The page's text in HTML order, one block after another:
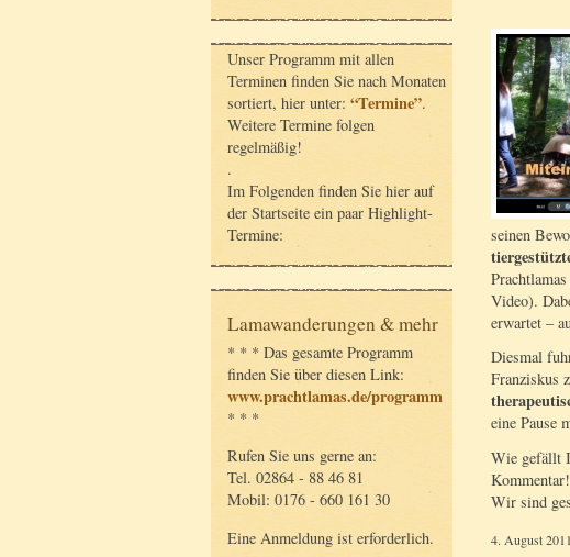
Unser Programm mit allen
Terminen finden Sie nach Monaten
sortiert, hier unter: “Termine”.
Weitere Termine folgen
regelmäßig!
.
Im Folgenden finden Sie hier auf
der Startseite ein paar Highlight-
Termine:
Lamawanderungen & mehr
* * * Das gesamte Programm
finden Sie über diesen Link:
www.prachtlamas.de/programm
* * *
Rufen Sie uns gerne an:
Tel. 02864 - 88 46 81
Mobil: 0176 - 660 161 30
Eine Anmeldung ist erforderlich.
seinen
Video).
erwartet –
Diesmal
Franziskus
eine Pause
Wie gefällt
Kommentar!
Wir sind
4. August